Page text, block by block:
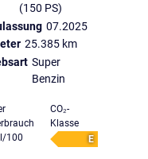
(150 PS)
07.2025
25.385 km
Super
Benzin
l/100
CO₂-
Klasse
E